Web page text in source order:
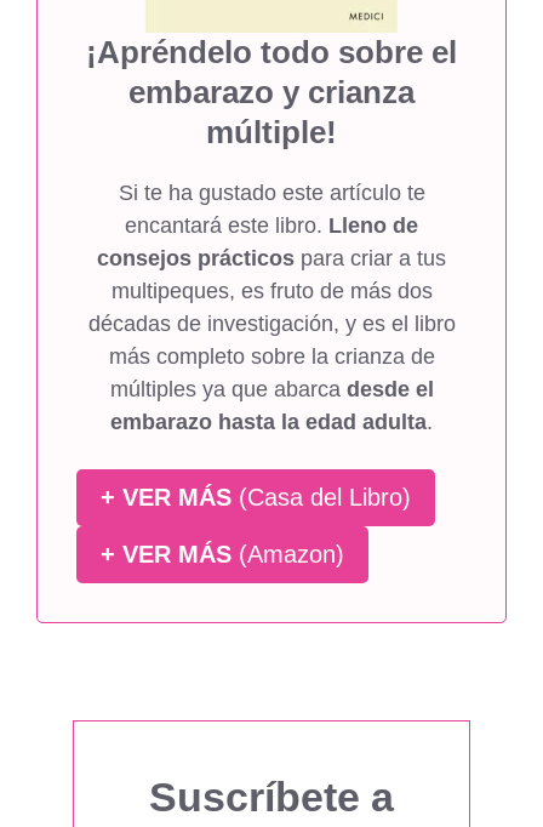
¡Apréndelo todo sobre el
embarazo y crianza
múltiple!
Si te ha gustado este artículo te
encantará este libro. Lleno de
consejos prácticos para criar a tus
multipeques, es fruto de más dos
décadas de investigación, y es el libro
más completo sobre la crianza de
múltiples ya que abarca desde el
embarazo hasta la edad adulta.
+ VER MÁS (Casa del Libro)
+ VER MÁS (Amazon)
Suscríbete a